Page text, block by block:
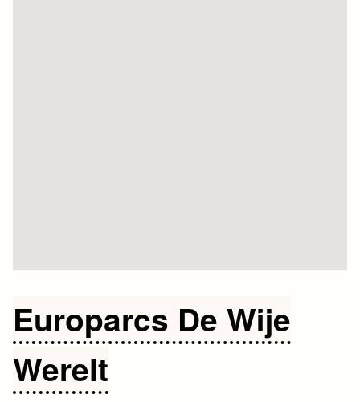
Europarcs De Wije
Werelt